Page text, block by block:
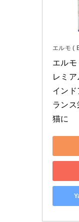
エルモ (
エル
レミ
イン
ランス
猫に